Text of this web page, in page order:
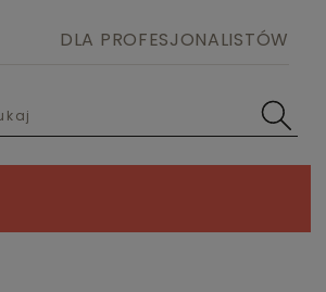
DLA PROFESJONALISTÓW